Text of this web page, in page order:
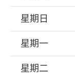
星期日
星期一
星期二